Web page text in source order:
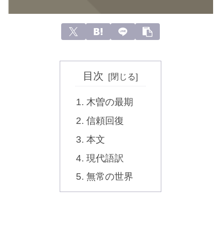
目次
木曽の最期
信頼回復
本文
現代語訳
無常の世界